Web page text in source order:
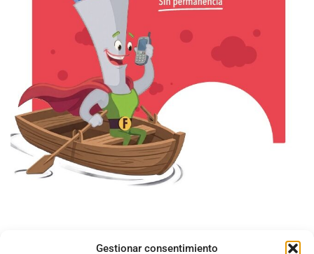
Gestionar consentimiento